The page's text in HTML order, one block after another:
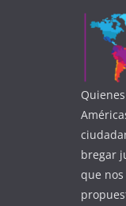
bregar
que